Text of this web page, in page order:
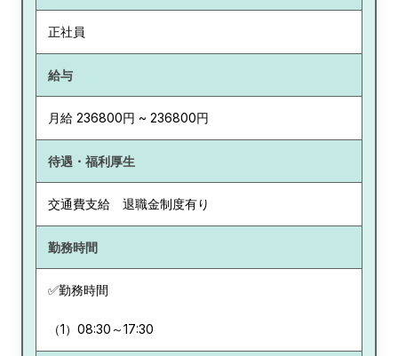
正社員
給与
月給 236800円 ~ 236800円
待遇・福利厚生
交通費支給 退職金制度有り
勤務時間
✅勤務時間
（1）08:30～17:30